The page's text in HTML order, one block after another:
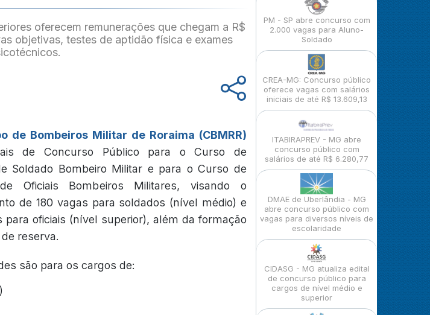
oferecem remunerações que chegam a R$
objetivas, testes de aptidão física e exames
de Bombeiros Militar de Roraima (CBMRR)
de Concurso Público para o Curso de
Soldado Bombeiro Militar e para o Curso de
Oficiais Bombeiros Militares, visando o
de 180 vagas para soldados (nível médio) e
para oficiais (nível superior), além da formação
reserva.
são para os cargos de:
PM - SP abre concurso com
2.000 vagas para Aluno-
Soldado
CREA-MG: Concurso público
oferece vagas com salários
iniciais de até R$ 13.609,13
ITABIRAPREV - MG abre
concurso público com
salários de até R$ 6.280,77
DMAE de Uberlândia - MG
abre concurso público com
vagas para diversos níveis de
escolaridade
CIDASG - MG atualiza edital
de concurso público para
cargos de nível médio e
superior